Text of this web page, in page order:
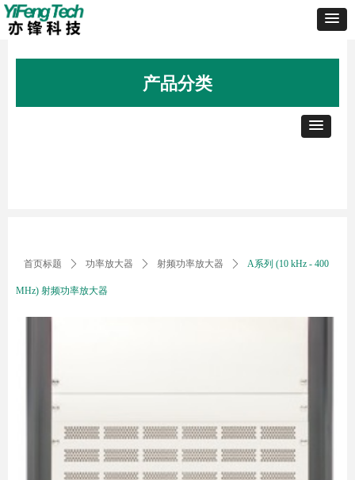
首页标题 ꄲ 功率放大器 ꄲ 射频功率放大器 ꄲ A系列 (10 kHz - 400
MHz) 射频功率放大器
产品分类